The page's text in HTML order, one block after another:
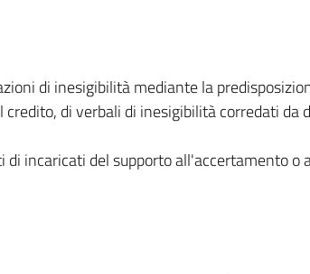
di inesigibilità mediante la
di verbali di inesigibilità corredati
incaricati del supporto all'accertamento o